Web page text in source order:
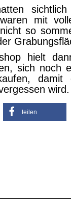
mit
so
hielt
sich noch
damit
wird.
tei­len